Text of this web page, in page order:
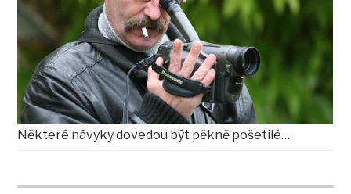
Některé návyky dovedou být pěkně pošetilé…